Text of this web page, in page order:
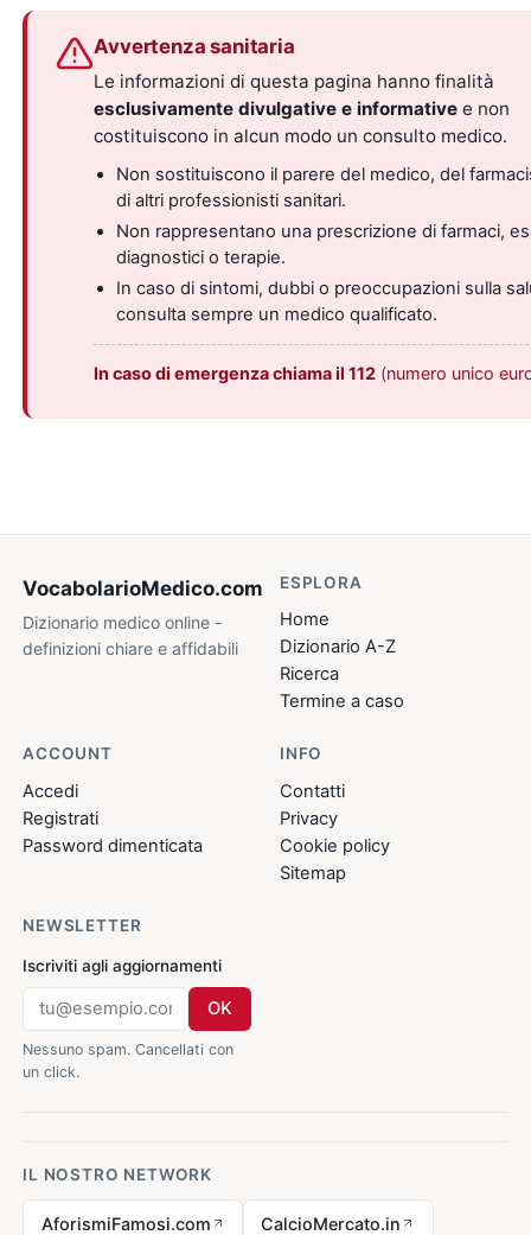
Avvertenza sanitaria
Le informazioni di questa pagina hanno finalità
esclusivamente divulgative e informative e non
costituiscono in alcun modo un consulto medico.
Non sostituiscono il parere del medico, del
di altri professionisti sanitari.
Non rappresentano una prescrizione di farmaci,
diagnostici o terapie.
In caso di sintomi, dubbi o preoccupazioni sulla
consulta sempre un medico qualificato.
In caso di emergenza chiama il 112 (numero unico
VocabolarioMedico.com
Dizionario medico online -
definizioni chiare e affidabili
ESPLORA
Home
Dizionario A-Z
Ricerca
Termine a caso
ACCOUNT
Accedi
Registrati
Password dimenticata
INFO
Contatti
Privacy
Cookie policy
Sitemap
NEWSLETTER
Iscriviti agli aggiornamenti
OK
Nessuno spam. Cancellati con
un click.
IL NOSTRO NETWORK
AforismiFamosi.com CalcioMercato.in